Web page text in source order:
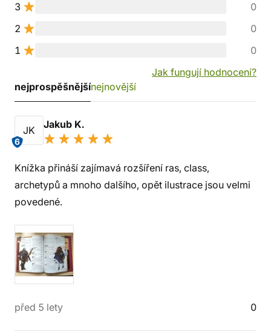
3
0
2
0
1
0
Jak fungují hodnocení?
nejprospěšnějšínejnovější
JK
6
Jakub K.
Knížka přináší zajímavá rozšíření ras, class,
archetypů a mnoho dalšího, opět ilustrace jsou velmi
povedené.
před 5 lety 0